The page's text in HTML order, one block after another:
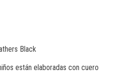
Black
están elaboradas con cuero